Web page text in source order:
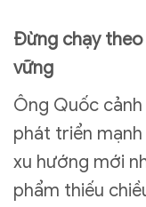
Đừng chạy
vững
Ông Quốc
phát triển
xu hướng mới
phẩm thiếu